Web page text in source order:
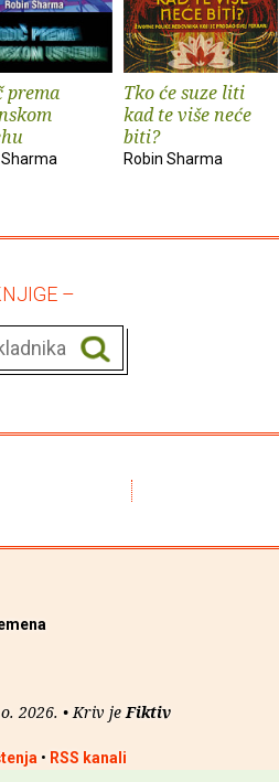
prema
Sharma
Tko će suze liti
kad te više neće
biti?
Robin Sharma
–
2026. • Kriv je Fiktiv
• RSS kanali